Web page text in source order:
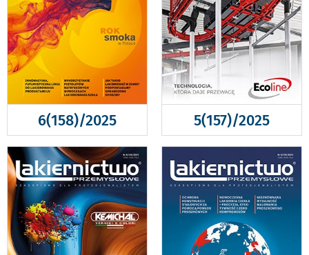
6(158)/2025 5(157)/2025